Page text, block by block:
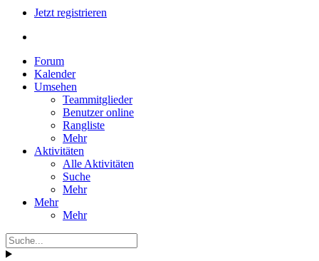
Jetzt registrieren
Forum
Kalender
Umsehen
Teammitglieder
Benutzer online
Rangliste
Mehr
Aktivitäten
Alle Aktivitäten
Suche
Mehr
Mehr
Mehr